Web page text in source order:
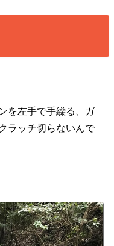
を左手で手繰る、ガ
ラッチ切らないんで